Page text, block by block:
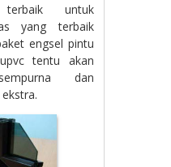
untuk
yang terbaik
engsel pintu
tentu akan
dan